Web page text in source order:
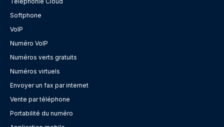
Softphone
VoIP
Numéro VoIP
Numéros verts gratuits
Numéros virtuels
Envoyer un fax par internet
Vente par téléphone
Portabilité du numéro